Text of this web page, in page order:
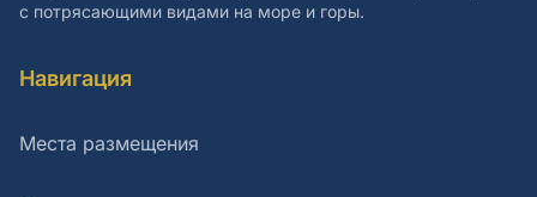
с потрясающими видами на море и горы.
Навигация
Места размещения